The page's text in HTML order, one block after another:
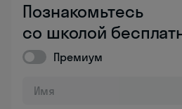
Познакомьтесь
со школой
Премиум